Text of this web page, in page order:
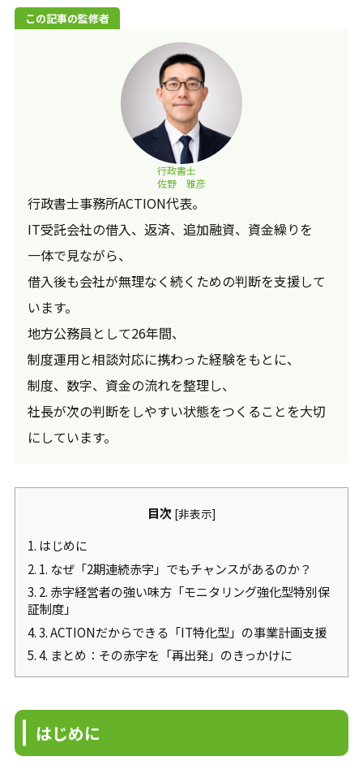
この記事の監修者
行政書士
佐野 雅彦
行政書士事務所ACTION代表。
IT受託会社の借入、返済、追加融資、資金繰りを
一体で見ながら、
借入後も会社が無理なく続くための判断を支援して
います。
地方公務員として26年間、
制度運用と相談対応に携わった経験をもとに、
制度、数字、資金の流れを整理し、
社長が次の判断をしやすい状態をつくることを大切
にしています。
目次 [非表示]
1. はじめに
2. 1. なぜ「2期連続赤字」でもチャンスがあるのか？
3. 2. 赤字経営者の強い味方「モニタリング強化型特別保
証制度」
4.3. ACTIONだからできる「IT特化型」の事業計画支援
5.4. まとめ：その赤字を「再出発」のきっかけに
はじめに